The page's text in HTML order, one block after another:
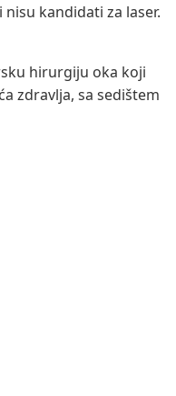
kandidati za laser.
hirurgiju oka koji
zdravlja, sa sedištem